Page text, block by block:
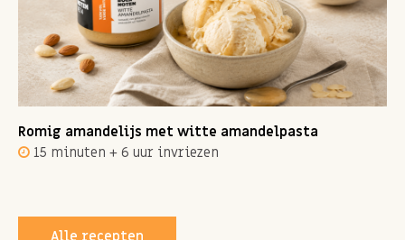
Romig amandelijs met witte amandelpasta
15 minuten + 6 uur invriezen
Alle recepten